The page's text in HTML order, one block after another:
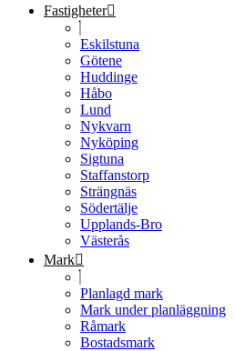
Fastigheter
Eskilstuna
Götene
Huddinge
Håbo
Lund
Nykvarn
Nyköping
Sigtuna
Staffanstorp
Strängnäs
Södertälje
Upplands-Bro
Västerås
Mark
Planlagd mark
Mark under planläggning
Råmark
Bostadsmark